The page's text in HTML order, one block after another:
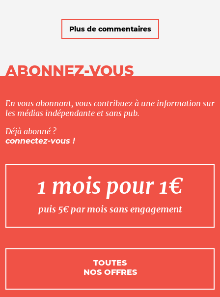
Plus de commentaires
ABONNEZ-VOUS
En vous abonnant, vous contribuez à une information sur
les médias indépendante et sans pub.
Déjà abonné ?
connectez-vous !
1 mois pour 1€
puis 5€ par mois sans engagement
TOUTES
NOS OFFRES